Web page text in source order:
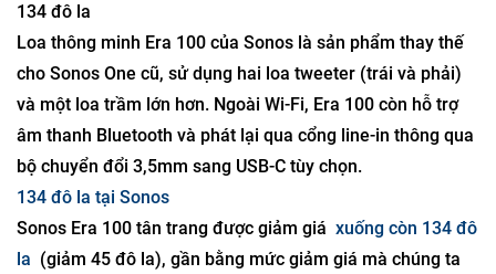
134 đô la
Loa thông minh Era 100 của Sonos là sản phẩm thay thế
cho Sonos One cũ, sử dụng hai loa tweeter (trái và phải)
và một loa trầm lớn hơn. Ngoài Wi-Fi, Era 100 còn hỗ trợ
âm thanh Bluetooth và phát lại qua cổng line-in thông qua
bộ chuyển đổi 3,5mm sang USB-C tùy chọn.
134 đô la tại Sonos
Sonos Era 100 tân trang được giảm giá xuống còn 134 đô
la (giảm 45 đô la), gần bằng mức giảm giá mà chúng ta